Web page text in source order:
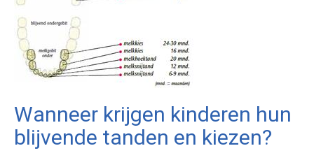
Wanneer krijgen kinderen hun
blijvende tanden en kiezen?